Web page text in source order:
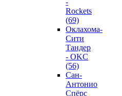
Rockets
(69)
Оклахома-
Сити
Тандер
- OKC
(56)
Сан-
Антонио
Спёрс